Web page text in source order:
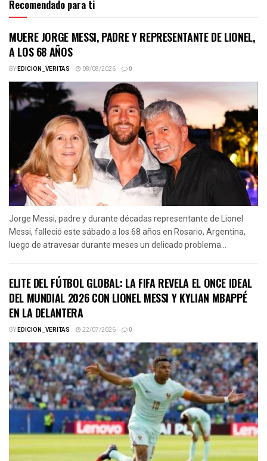
Recomendado para ti
MUERE JORGE MESSI, PADRE Y REPRESENTANTE DE LIONEL,
A LOS 68 AÑOS
BYEDICION_VERITAS 08/08/2026 0
Jorge Messi, padre y durante décadas representante de Lionel
Messi, falleció este sábado a los 68 años en Rosario, Argentina,
luego de atravesar durante meses un delicado problema...
ELITE DEL FÚTBOL GLOBAL: LA FIFA REVELA EL ONCE IDEAL
DEL MUNDIAL 2026 CON LIONEL MESSI Y KYLIAN MBAPPÉ
EN LA DELANTERA
BYEDICION_VERITAS 22/07/2026 0